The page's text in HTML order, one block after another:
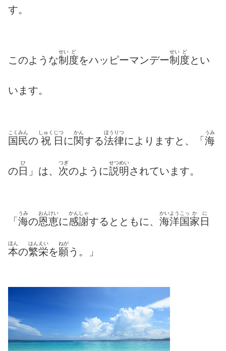
す。
このような制
せい
度
ど
をハッピーマンデー制
せい
度
ど
とい
います。
国民
こくみん
の 祝
しゅく
日
じつ
に関
かん
する法律
ほうりつ
によりますと、「海
うみ
の日
ひ
」は、 次
つぎ
のように説明
せつめい
されています。
「海
うみ
の恩恵
おんけい
に感謝
かんしゃ
するとともに、 海洋
かいよう
国
こっ
家
か
日
に
本
ほん
の繁栄
はんえい
を願
ねが
う。」